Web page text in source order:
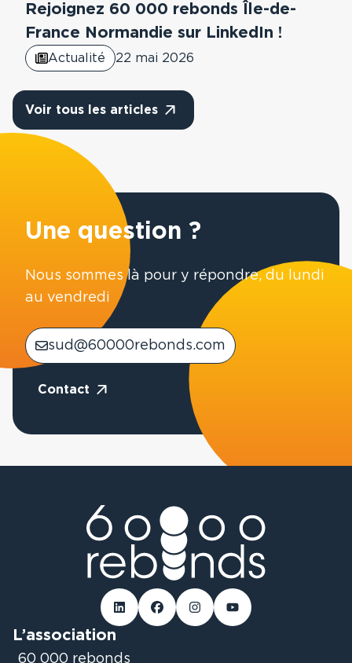
Rejoignez 60 000 rebonds Île-de-
France Normandie sur LinkedIn !
Actualité 22 mai 2026
Voir tous les articles
Une question ?
Nous sommes là pour y répondre, du lundi
au vendredi
sud@60000rebonds.com
Contact
Linked-inFacebookInstagramYoutube
L’association
60 000 rebonds